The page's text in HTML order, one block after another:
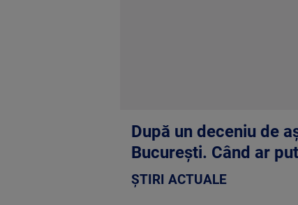
După un deceniu de
București. Când ar
ȘTIRI ACTUALE